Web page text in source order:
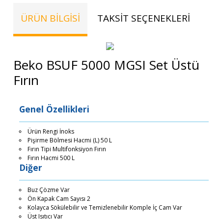
ÜRÜN BILGISI TAKSIT SEÇENEKLERI
Beko BSUF 5000 MGSI Set Üstü
Fırın
Genel Özellikleri
Ürün Rengi İnoks
Pişirme Bölmesi Hacmi (L) 50 L
Fırın Tipi Multifonksiyon Fırın
Fırın Hacmi 500 L
Diğer
Buz Çözme Var
Ön Kapak Cam Sayısı 2
Kolayca Sökülebilir ve Temizlenebilir Komple İç Cam Var
Üst Isıtıcı Var